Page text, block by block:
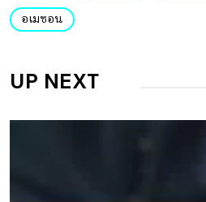
อเมซอน
UP NEXT